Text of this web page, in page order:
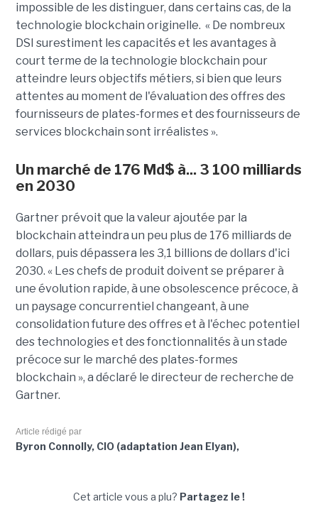
impossible de les distinguer, dans certains cas, de la
technologie blockchain originelle. « De nombreux
DSI surestiment les capacités et les avantages à
court terme de la technologie blockchain pour
atteindre leurs objectifs métiers, si bien que leurs
attentes au moment de l'évaluation des offres des
fournisseurs de plates-formes et des fournisseurs de
services blockchain sont irréalistes ».
Un marché de 176 Md$ à... 3 100 milliards
en 2030
Gartner prévoit que la valeur ajoutée par la
blockchain atteindra un peu plus de 176 milliards de
dollars, puis dépassera les 3,1 billions de dollars d'ici
2030. « Les chefs de produit doivent se préparer à
une évolution rapide, à une obsolescence précoce, à
un paysage concurrentiel changeant, à une
consolidation future des offres et à l'échec potentiel
des technologies et des fonctionnalités à un stade
précoce sur le marché des plates-formes
blockchain », a déclaré le directeur de recherche de
Gartner.
Article rédigé par
Byron Connolly, CIO (adaptation Jean Elyan),
Cet article vous a plu? Partagez le !